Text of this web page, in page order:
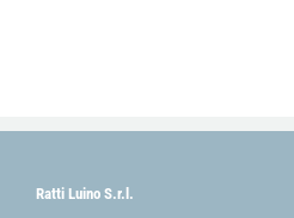
Ratti Luino S.r.l.